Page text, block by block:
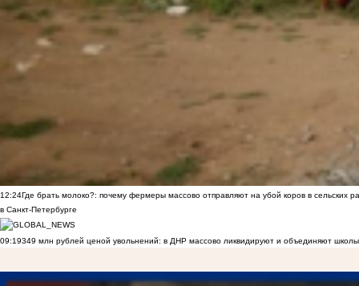
12:24Где брать молоко?: почему фермеры массово отправляют на убой коров в сельских
в Санкт-Петербурге
09:19349 млн рублей ценой увольнений: в ДНР массово ликвидируют и объединяют